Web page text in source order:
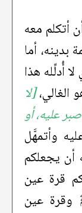
أتكلم معه
بدينه، أما
أُدلِّله هذا
الغالي،[لا
عليه، أو
وأتمهَّل
أن يجعلكم
قرة عين
وقرة عين